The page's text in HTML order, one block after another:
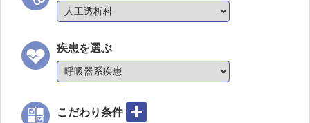
疾患を選ぶ
こだわり条件